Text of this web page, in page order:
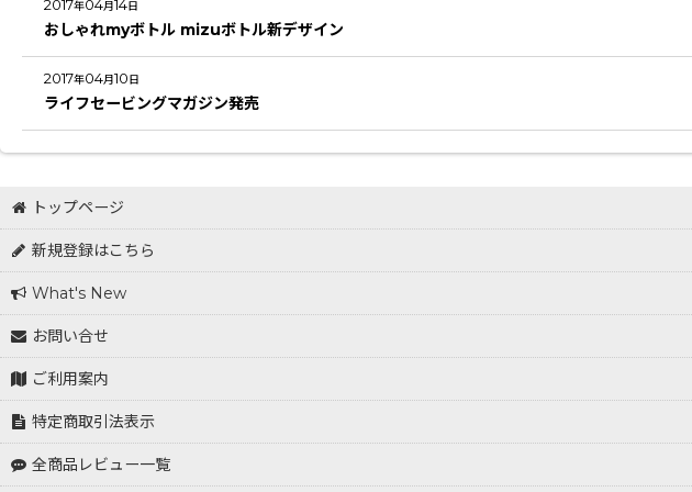
2017年04月14日
おしゃれmyボトル mizuボトル新デザイン
2017年04月10 日
ライフセービングマガジン発売
トップページ
新規登録はこちら
What's New
お問い合せ
ご利用案内
特定商取引法表示
全商品レビュー一覧